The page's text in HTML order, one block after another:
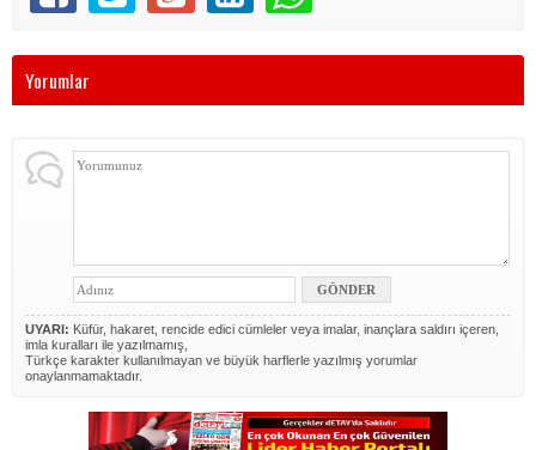
Yorumlar
UYARI: Küfür, hakaret, rencide edici cümleler veya imalar, inançlara saldırı içeren,
imla kuralları ile yazılmamış,
Türkçe karakter kullanılmayan ve büyük harflerle yazılmış yorumlar
onaylanmamaktadır.